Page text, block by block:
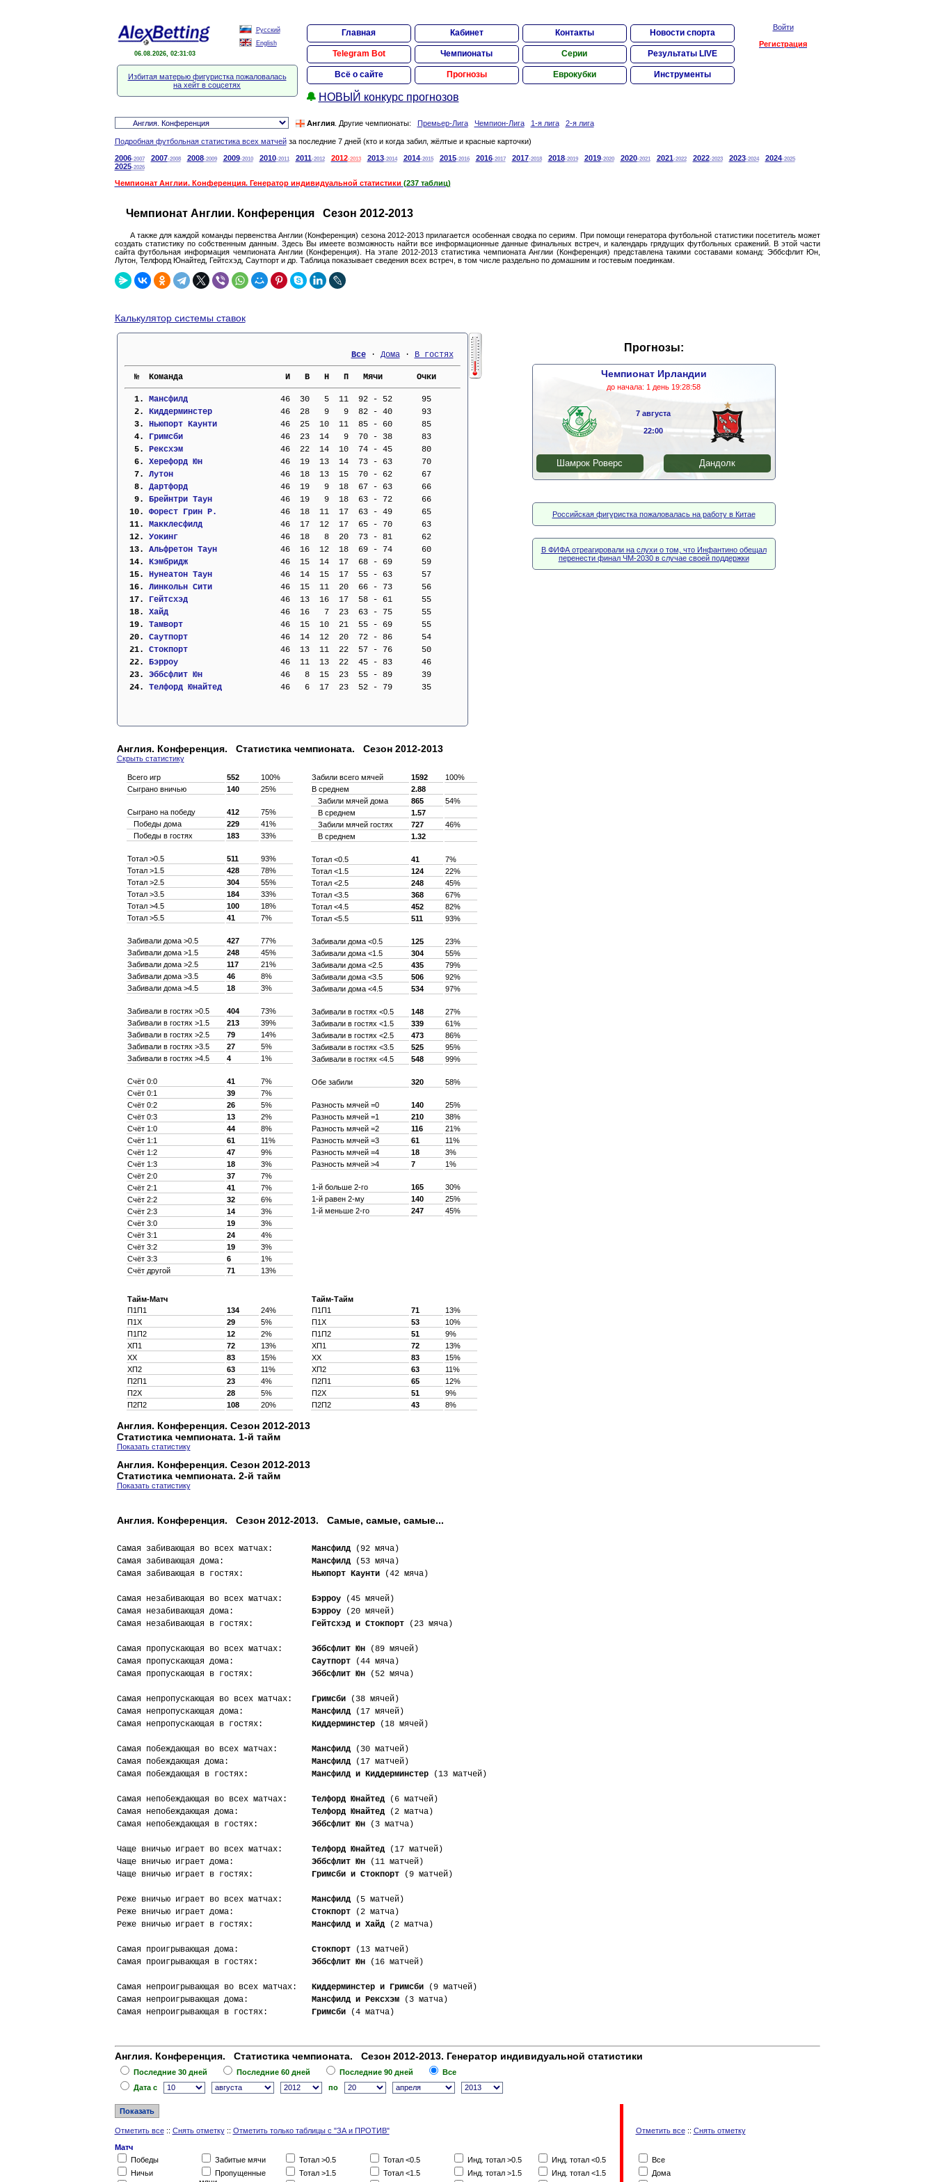
06.08.2026, 02:31:04
Русский
English
Главная Кабинет Контакты Новости спорта
Telegram Bot Чемпионаты Серии Результаты LIVE
Всё о сайте Прогнозы Еврокубки Инструменты
🔔 НОВЫЙ конкурс прогнозов
Войти
Регистрация
Избитая матерью фигуристка пожаловалась
на хейт в соцсетях
Англия. Другие чемпионаты: Премьер-Лига Чемпион-Лига 1-я лига 2-я лига
Подробная футбольная статистика всех матчейза последние 7 дней (кто и когда забил, жёлтые и красные карточки)
2006-2007 2007-2008 2008-2009 2009-2010 2010-2011 2011-2012 2012-2013 2013-2014 2014-2015 2015-2016 2016-2017 2017-2018 2018-2019 2019-2020 2020-2021 2021-2022 2022-2023 2023-2024 2024-2025
2025-2026
Чемпионат Англии. Конференция. Генератор индивидуальной статистики (237 таблиц)
Чемпионат Англии. Конференция Сезон 2012-2013
А также для каждой команды первенства Англии (Конференция) сезона 2012-2013 прилагается особенная сводка по сериям. При помощи генератора футбольной статистики посетитель может
создать статистику по собственным данным. Здесь Вы имеете возможность найти все информационные данные финальных встреч, и календарь грядущих футбольных сражений. В этой части
сайта футбольная информация чемпионата Англии (Конференция). На этапе 2012-2013 статистика чемпионата Англии (Конференция) представлена такими составами команд: Эббсфлит Юн,
Лутон, Телфорд Юнайтед, Гейтсхэд, Саутпорт и др. Таблица показывает сведения всех встреч, в том числе раздельно по домашним и гостевым поединкам.
Калькулятор системы ставок
Все · Дома · В гостях
  №  Команда                     И   В   Н   П   Мячи       Очки
  1.
Мансфилд
  46  30   5  11  92 - 52      95
  2.
Киддерминстер
  46  28   9   9  82 - 40      93
  3.
Ньюпорт Каунти
  46  25  10  11  85 - 60      85
  4.
Гримсби
  46  23  14   9  70 - 38      83
  5.
Рексхэм
  46  22  14  10  74 - 45      80
  6.
Херефорд Юн
  46  19  13  14  73 - 63      70
  7.
Лутон
  46  18  13  15  70 - 62      67
  8.
Дартфорд
  46  19   9  18  67 - 63      66
  9.
Брейнтри Таун
  46  19   9  18  63 - 72      66
10. Форест Грин Р.
  46  18  11  17  63 - 49      65
11. Макклесфилд
  46  17  12  17  65 - 70      63
12. Уокинг
  46  18   8  20  73 - 81      62
13. Альфретон Таун
  46  16  12  18  69 - 74      60
14. Кэмбридж
  46  15  14  17  68 - 69      59
15. Нунеатон Таун
  46  14  15  17  55 - 63      57
16. Линкольн Сити
  46  15  11  20  66 - 73      56
17.
Гейтсхэд
  46  13  16  17  58 - 61      55
18. Хайд
  46  16   7  23  63 - 75      55
19. Тамворт
  46  15  10  21  55 - 69      55
20. Саутпорт
  46  14  12  20  72 - 86      54
21. Стокпорт
  46  13  11  22  57 - 76      50
22. Бэрроу
  46  11  13  22  45 - 83      46
23. Эббсфлит Юн
  46   8  15  23  55 - 89      39
24. Телфорд Юнайтед
  46   6  17  23  52 - 79      35
Англия. Конференция. Статистика чемпионата. Сезон 2012-2013
Скрыть статистику
Всего игр 552
100%
Сыграно вничью
140 25%
Сыграно на победу 412
75%
Победы дома
229
41%
Победы в гостях
183 33%
Тотал >0.5 511
93%
Тотал >1.5
428
78%
Тотал >2.5
304
55%
Тотал >3.5
184
33%
Тотал >4.5
100
18%
Тотал >5.5
41 7%
Забивали дома >0.5 427
77%
Забивали дома >1.5
248
45%
Забивали дома >2.5
117
21%
Забивали дома >3.5
46
8%
Забивали дома >4.5
18 3%
Забивали в гостях >0.5 404
73%
Забивали в гостях >1.5
213
39%
Забивали в гостях >2.5
79
14%
Забивали в гостях >3.5
27
5%
Забивали в гостях >4.5
4 1%
Счёт 0:0 41
7%
Счёт 0:1
39
7%
Счёт 0:2
26
5%
Счёт 0:3
13
2%
Счёт 1:0
44
8%
Счёт 1:1
61
11%
Счёт 1:2
47
9%
Счёт 1:3
18
3%
Счёт 2:0
37
7%
Счёт 2:1
41
7%
Счёт 2:2
32
6%
Счёт 2:3
14
3%
Счёт 3:0
19
3%
Счёт 3:1
24
4%
Счёт 3:2
19
3%
Счёт 3:3
6
1%
Счёт другой
71 13%
Забили всего мячей 1592
100%
В среднем
2.88
Забили мячей дома
865
54%
В среднем
1.57
Забили мячей гостях
727
46%
В среднем
1.32
Тотал <0.5 41
7%
Тотал <1.5
124
22%
Тотал <2.5
248
45%
Тотал <3.5
368
67%
Тотал <4.5
452
82%
Тотал <5.5
511 93%
Забивали дома <0.5 125
23%
Забивали дома <1.5
304
55%
Забивали дома <2.5
435
79%
Забивали дома <3.5
506
92%
Забивали дома <4.5
534 97%
Забивали в гостях <0.5 148
27%
Забивали в гостях <1.5
339
61%
Забивали в гостях <2.5
473
86%
Забивали в гостях <3.5
525
95%
Забивали в гостях <4.5
548 99%
Обе забили 320 58%
Разность мячей =0 140
25%
Разность мячей =1
210
38%
Разность мячей =2
116
21%
Разность мячей =3
61
11%
Разность мячей =4
18
3%
Разность мячей >4
7 1%
1-й больше 2-го 165
30%
1-й равен 2-му
140
25%
1-й меньше 2-го
247 45%
Тайм-Матч
П1П1
134
24%
П1X
29
5%
П1П2
12
2%
XП1
72
13%
XX
83
15%
XП2
63
11%
П2П1
23
4%
П2X
28
5%
П2П2
108 20%
Тайм-Тайм
П1П1
71
13%
П1X
53
10%
П1П2
51
9%
XП1
72
13%
XX
83
15%
XП2
63
11%
П2П1
65
12%
П2X
51
9%
П2П2
43 8%
Англия. Конференция. Сезон 2012-2013
Статистика чемпионата. 1-й тайм
Показать статистику
Англия. Конференция. Сезон 2012-2013
Статистика чемпионата. 2-й тайм
Показать статистику
Англия. Конференция. Сезон 2012-2013. Самые, самые, самые...
Самая забивающая во всех матчах: Мансфилд (92 мяча)
Самая забивающая дома: Мансфилд (53 мяча)
Самая забивающая в гостях: Ньюпорт Каунти (42 мяча)
Самая незабивающая во всех матчах: Бэрроу (45 мячей)
Самая незабивающая дома: Бэрроу (20 мячей)
Самая незабивающая в гостях:
Гейтсхэд и Стокпорт (23 мяча)
Самая пропускающая во всех матчах: Эббсфлит Юн (89 мячей)
Самая пропускающая дома: Саутпорт (44 мяча)
Самая пропускающая в гостях: Эббсфлит Юн (52 мяча)
Самая непропускающая во всех матчах: Гримсби (38 мячей)
Самая непропускающая дома: Мансфилд (17 мячей)
Самая непропускающая в гостях: Киддерминстер (18 мячей)
Самая побеждающая во всех матчах: Мансфилд (30 матчей)
Самая побеждающая дома: Мансфилд (17 матчей)
Самая побеждающая в гостях: Мансфилд и Киддерминстер (13 матчей)
Самая непобеждающая во всех матчах: Телфорд Юнайтед (6 матчей)
Самая непобеждающая дома: Телфорд Юнайтед (2 матча)
Самая непобеждающая в гостях: Эббсфлит Юн (3 матча)
Чаще вничью играет во всех матчах: Телфорд Юнайтед (17 матчей)
Чаще вничью играет дома: Эббсфлит Юн (11 матчей)
Чаще вничью играет в гостях:
Гримсби и Стокпорт (9 матчей)
Реже вничью играет во всех матчах: Мансфилд (5 матчей)
Реже вничью играет дома: Стокпорт (2 матча)
Реже вничью играет в гостях: Мансфилд и Хайд (2 матча)
Самая проигрывающая дома: Стокпорт (13 матчей)
Самая проигрывающая в гостях: Эббсфлит Юн (16 матчей)
Самая непроигрывающая во всех матчах: Киддерминстер и Гримсби (9 матчей)
Самая непроигрывающая дома: Мансфилд и Рексхэм (3 матча)
Самая непроигрывающая в гостях:
Гримсби (4 матча)
Прогнозы:
Чемпионат Ирландии
до начала: 1 день 19:28:57
7 августа
22:00
Шамрок Роверс Дандолк
Российская фигуристка пожаловалась на работу в Китае
В ФИФА отреагировали на слухи о том, что Инфантино обещал
перенести финал ЧМ-2030 в случае своей поддержки
Англия. Конференция. Статистика чемпионата. Сезон 2012-2013. Генератор индивидуальной статистики
Последние 30 дней Последние 60 дней Последние 90 дней
Все
Дата c
по
Отметить все:: Снять отметку:: Отметить только таблицы с "ЗА и ПРОТИВ" Отметить все:: Снять отметку
Матч
Победы
Ничьи
Забитые мячи
Пропущенные
Тотал >0.5
Тотал >1.5
Тотал <0.5
Тотал <1.5
Инд. тотал >0.5
Инд. тотал >1.5
Инд. тотал <0.5
Инд. тотал <1.5
Все
Дома